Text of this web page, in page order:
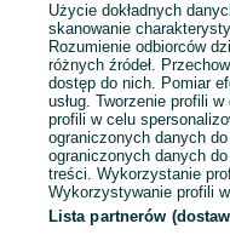
Popularne wyszukiwania
Użycie dokładnych
skanowanie
Rozumienie odbiorców
różnych źródeł.
dostęp do nich. Pomiar
usług. Tworzenie profili
profili w celu
ograniczonych danych
ograniczonych danych
treści. Wykorzystanie
Wykorzystywanie profili
Lista partnerów